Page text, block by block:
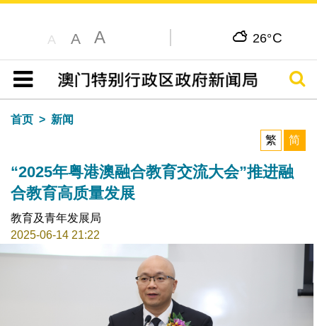
A A A 26°C
目录
搜寻
首页
新闻
繁
简
“2025年粤港澳融合教育交流大会”推进融
合教育高质量发展
教育及青年发展局
2025-06-14 21:22